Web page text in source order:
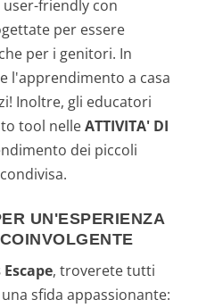
friendly con
per essere
per i genitori. In
l'apprendimento a casa
Inoltre, gli educatori
tool nelleATTIVITA' DI
dei piccoli
UN'ESPERIENZA
, troverete tutti
sfida appassionante: